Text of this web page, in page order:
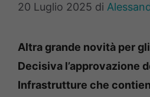
20 Luglio 2025 di
Altra grande novità per
Decisiva l’approvazione
Infrastrutture che